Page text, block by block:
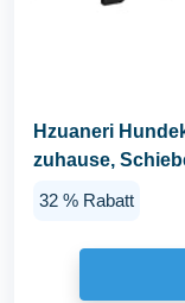
Hzuaneri
zuhause,
32 % Rabatt